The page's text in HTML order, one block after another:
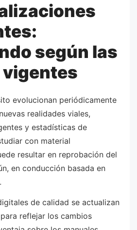
según las
evolucionan periódicamente
realidades viales,
y estadísticas de
con material
resultar en reprobación del
en conducción basada en
de calidad se actualizan
reflejar los cambios